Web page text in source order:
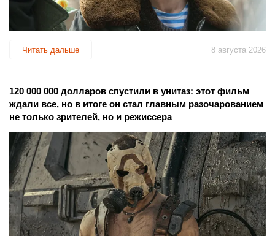
Читать дальше 8 августа 2026
120 000 000 долларов спустили в унитаз: этот фильм
ждали все, но в итоге он стал главным разочарованием
не только зрителей, но и режиссера